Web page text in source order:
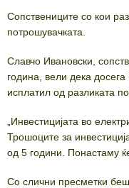
Сопствениците со кои
потрошувачката.
Славчо Ивановски,
година, вели дека
исплатил од разликата
„Инвестицијата во
Трошоците за
од 5 години. Понастаму
Со слични пресметки